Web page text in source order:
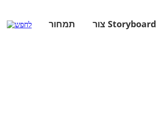
תמחור צור Storyboard